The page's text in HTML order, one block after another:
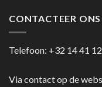
CONTACTEER ONS
Telefoon: +32 14 41
Via contact op de